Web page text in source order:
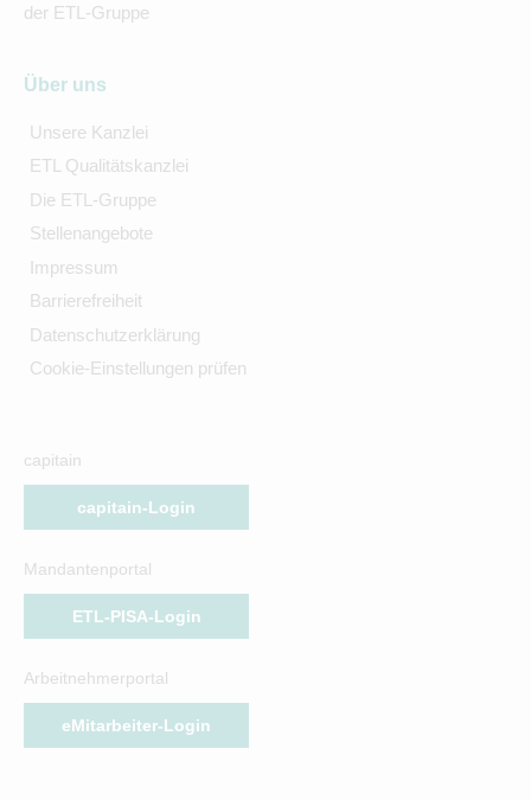
der ETL-Gruppe
Über uns
Unsere Kanzlei
ETL Qualitätskanzlei
Die ETL-Gruppe
Stellenangebote
Impressum
Barrierefreiheit
Datenschutzerklärung
Cookie-Einstellungen prüfen
capitain
capitain-Login
Mandantenportal
ETL-PISA-Login
Arbeitnehmerportal
eMitarbeiter-Login